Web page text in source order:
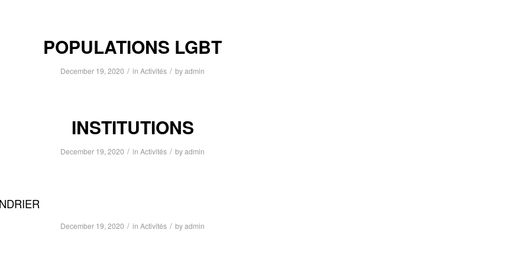
POPULATIONS LGBT
December 19, 2020 / in Activités / byadmin
INSTITUTIONS
December 19, 2020 / in Activités / byadmin
December 19, 2020 / in Activités / byadmin